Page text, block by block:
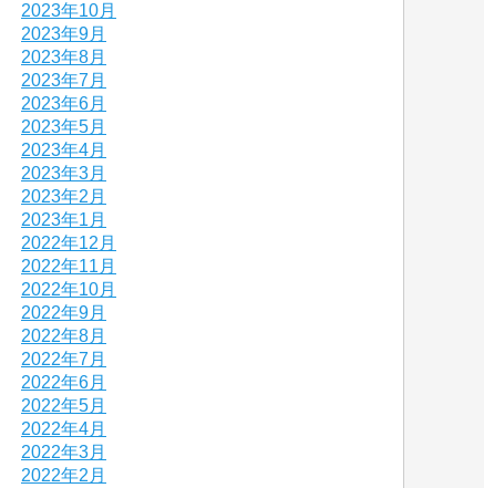
2023年10月
2023年9月
2023年8月
2023年7月
2023年6月
2023年5月
2023年4月
2023年3月
2023年2月
2023年1月
2022年12月
2022年11月
2022年10月
2022年9月
2022年8月
2022年7月
2022年6月
2022年5月
2022年4月
2022年3月
2022年2月